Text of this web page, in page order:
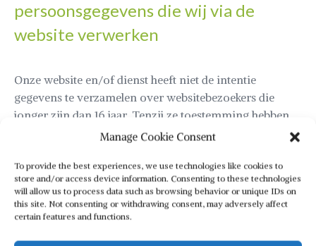
Manage Cookie Consent
To provide the best experiences, we use technologies like cookies to
store and/or access device information. Consenting to these technologies
will allow us to process data such as browsing behavior or unique IDs on
this site. Not consenting or withdrawing consent, may adversely affect
certain features and functions.
persoonsgegevens die wij via de
website verwerken
Onze website en/of dienst heeft niet de intentie
gegevens te verzamelen over websitebezoekers die
jonger zijn dan 16 jaar. Tenzij ze toestemming hebben
van ouders of voogd. We kunnen echter niet
ouders dan ook aan betrokken te zijn bij de online
activiteiten van hun kinderen, om zo te voorkomen dat
er gegevens over kinderen verzameld worden zonder
ouderlijke toestemming. Als je er van overtuigd bent dat
wij zonder die toestemming persoonlijke gegevens